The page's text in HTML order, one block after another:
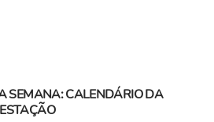
SEMANA: CALENDÁRIO DA